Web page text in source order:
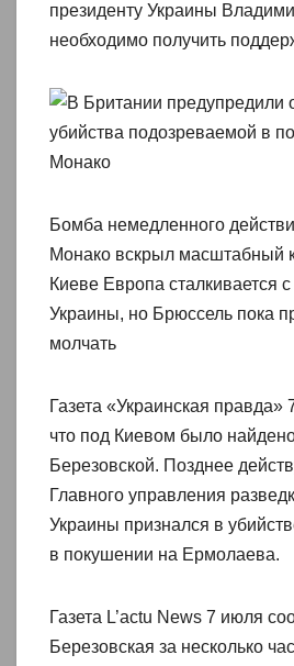
президенту Украины
необходимо получить
Бомба немедленного
Монако вскрыл масштабный
Киеве Европа сталкивается
Украины, но Брюссель пока
молчать
Газета «Украинская
что под Киевом было
Березовской. Позднее
Главного управления
Украины признался в
в покушении на Ермолаева.
Газета L’actu News 7 июля
Березовская за несколько